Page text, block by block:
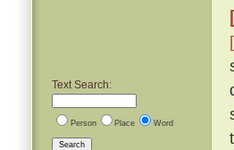
Text Search:
Person Place Word
Search